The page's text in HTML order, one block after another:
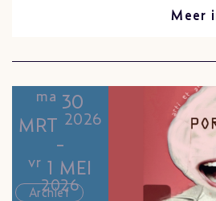
Meer
ma 30
MRT 2026
-
vr 1 MEI
2026
Archief